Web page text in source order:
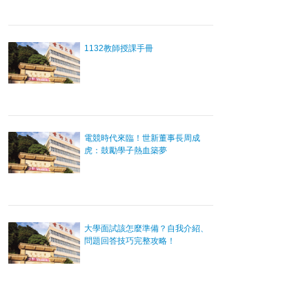
1132教師授課手冊
電競時代來臨！世新董事長周成
虎：鼓勵學子熱血築夢
大學面試該怎麼準備？自我介紹、
問題回答技巧完整攻略！